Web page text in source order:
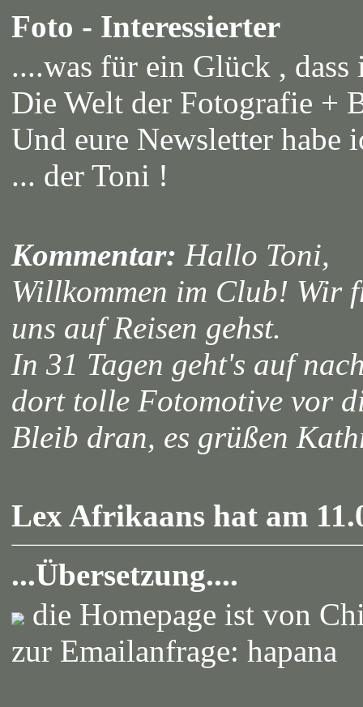
Foto - Interessierter
....was für ein Glück , dass
Die Welt der Fotografie +
Und eure Newsletter habe
... der Toni !
Kommentar: Hallo Toni,
Willkommen im Club! Wir
uns auf Reisen gehst.
In 31 Tagen geht's auf
dort tolle Fotomotive vor
Bleib dran, es grüßen
Lex Afrikaans hat am
...Übersetzung....
die Homepage ist von
zur Emailanfrage: hapana